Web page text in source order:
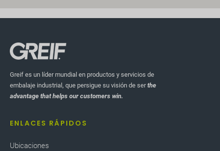
Greif es un líder mundial en productos y servicios de
embalaje industrial, que persigue su visión de serthe
advantage that helps our customers win.
ENLACES RÁPIDOS
Ubicaciones